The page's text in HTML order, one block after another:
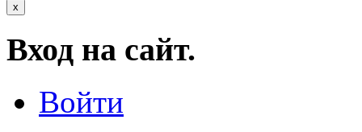
x
Вход на сайт.
Войти